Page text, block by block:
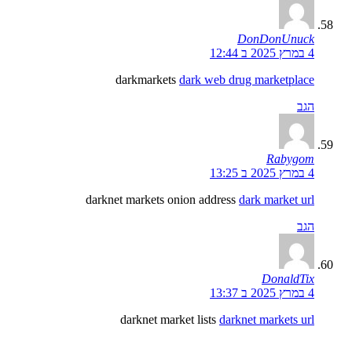
DonDonUnuck
4 במרץ 2025 ב 12:44
darkmarkets dark web drug marketplace
הגב
Rabygom
4 במרץ 2025 ב 13:25
darknet markets onion address dark market url
הגב
DonaldTix
4 במרץ 2025 ב 13:37
darknet market lists darknet markets url